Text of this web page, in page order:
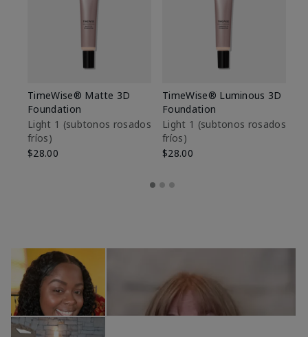
TimeWise® Matte 3D
Foundation
Light 1​ (subtonos rosados
fríos)
$28.00
TimeWise® Luminous 3D
Foundation
Light 1​ (subtonos rosados
fríos)
$28.00